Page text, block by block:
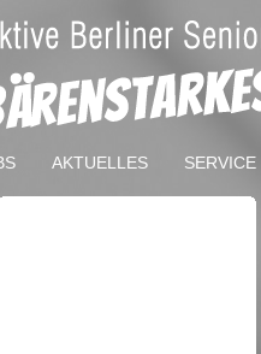
AKTUELLES SERVICE